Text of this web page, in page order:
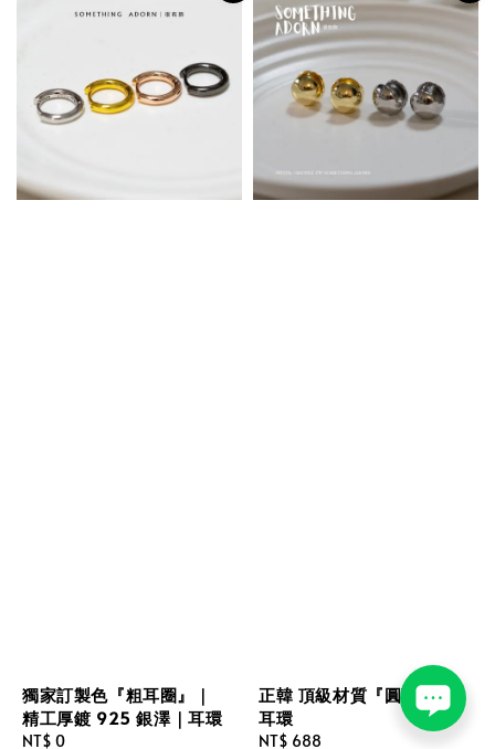
獨家訂製色『粗耳圈』｜
精工厚鍍 925 銀澤｜耳環
Regular
NT$ 0
正韓 頂級材質『圓球』｜
耳環
Regular
NT$ 688